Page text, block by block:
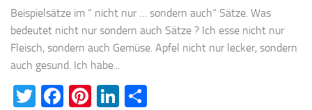
Beispielsätze im “ nicht nur … sondern auch“ Sätze. Was
bedeutet nicht nur sondern auch Sätze ? Ich esse nicht nur
Fleisch, sondern auch Gemüse. Apfel nicht nur lecker, sondern
auch gesund. Ich habe...
Twitter
Facebook
Pinterest
LinkedIn